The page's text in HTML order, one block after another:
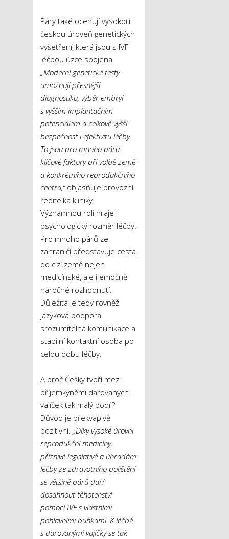
Páry také oceňují vysokou
českou úroveň genetických
vyšetření, která jsou s IVF
léčbou úzce spojena.
„Moderní genetické testy
umožňují přesnější
diagnostiku, výběr embryí
s vyšším implantačním
potenciálem a celkově vyšší
bezpečnost i efektivitu léčby.
To jsou pro mnoho párů
klíčové faktory při volbě země
a konkrétního reprodukčního
centra,“objasňuje provozní
ředitelka kliniky.
Významnou roli hraje i
psychologický rozměr léčby.
Pro mnoho párů ze
zahraničí představuje cesta
do cizí země nejen
medicínské, ale i emočně
náročné rozhodnutí.
Důležitá je tedy rovněž
jazyková podpora,
srozumitelná komunikace a
stabilní kontaktní osoba po
celou dobu léčby.
A proč Češky tvoří mezi
příjemkyněmi darovaných
vajíček tak malý podíl?
Důvod je překvapivě
pozitivní. „Díky vysoké úrovni
reprodukční medicíny,
příznivé legislativě a úhradám
léčby ze zdravotního pojištění
se většině párů daří
dosáhnout těhotenství
pomocí IVF s vlastními
pohlavními buňkami. K léčbě
s darovanými vajíčky se tak